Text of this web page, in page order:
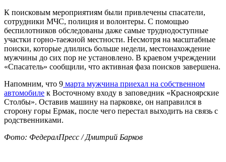
К поисковым мероприятиям были привлечены спасатели,
сотрудники МЧС, полиция и волонтеры. С помощью
беспилотников обследованы даже самые труднодоступные
участки горно-таежной местности. Несмотря на масштабные
поиски, которые длились больше недели, местонахождение
мужчины до сих пор не установлено. В краевом учреждении
«Спасатель» сообщили, что активная фаза поисков завершена.
Напомним, что 9 марта мужчина приехал на собственном
автомобиле к Восточному входу в заповедник «Красноярские
Столбы». Оставив машину на парковке, он направился в
сторону горы Ермак, после чего перестал выходить на связь с
родственниками.
Фото: ФедералПресс / Дмитрий Барков